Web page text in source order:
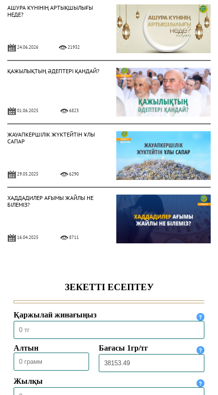
АШУРА КҮНІНІҢ АРТЫҚШЫЛЫҒЫ
НЕДЕ?
24.06.2026 21932
ҚАЖЫЛЫҚТЫҢ ӘДЕПТЕРІ ҚАНДАЙ?
01.06.2025 6823
ЖАУАПКЕРШІЛІК ЖҮКТЕЙТІН ҰЛЫ
САПАР
29.05.2025 6290
ХАДДАДИЛЕР АҒЫМЫ ЖАЙЛЫ НЕ
БІЛЕМІЗ?
16.04.2025 8711
24.02.2025 10582
ПАЙҒАМБАРЛАР ЖӘНЕ ЕГІНШІЛІК
11.02.2025